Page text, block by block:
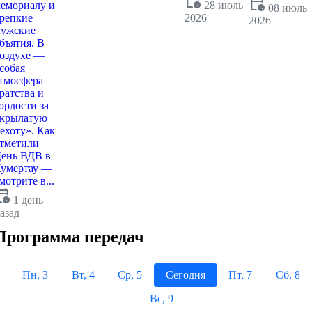
и
В
—
и
за
Как
ВДВ в
—
в...
1 день
28 июль
2026
08 июль
2026
передач
Пн, 3 Вт, 4 Ср, 5 Сегодня Пт, 7
Сб, 8
Вс, 9